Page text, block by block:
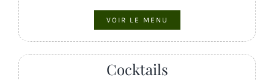
VOIR LE MENU
Cocktails